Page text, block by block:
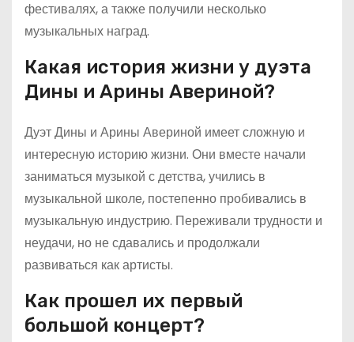
фестивалях, а также получили несколько
музыкальных наград.
Какая история жизни у дуэта
Дины и Арины Авериной?
Дуэт Дины и Арины Авериной имеет сложную и
интересную историю жизни. Они вместе начали
заниматься музыкой с детства, учились в
музыкальной школе, постепенно пробивались в
музыкальную индустрию. Переживали трудности и
неудачи, но не сдавались и продолжали
развиваться как артисты.
Как прошел их первый
большой концерт?